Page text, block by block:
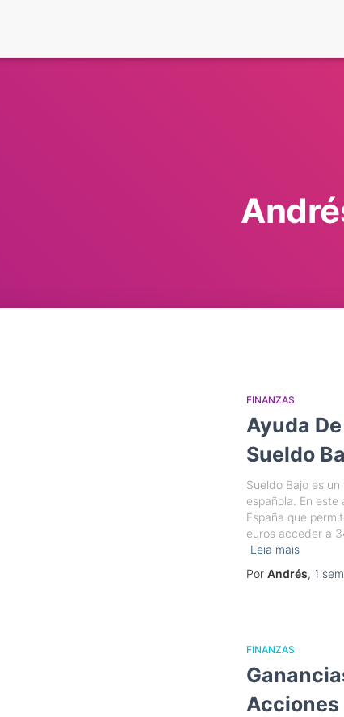
FINANZAS
Ayuda
Sueldo
Sueldo Bajo es
española. En
España que
euros acceder a
Leia mais
Por Andrés, 1
FINANZAS
Acciones